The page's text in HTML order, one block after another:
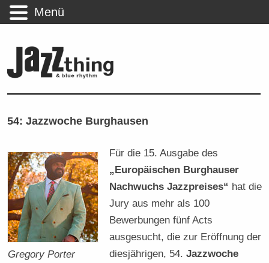
54: Jazzwoche Burghausen
Gregory Porter
Für die 15. Ausgabe des
„Europäischen Burghauser
Nachwuchs Jazzpreises“ hat die
Jury aus mehr als 100
Bewerbungen fünf Acts
ausgesucht, die zur Eröffnung der
diesjährigen, 54.Jazzwoche
Menü